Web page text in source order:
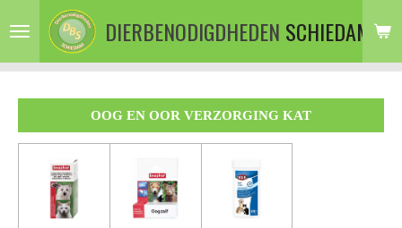
direct
de
DIERBENODIGDHEDEN SCHIEDAM
OOG EN OOR VERZORGING KAT